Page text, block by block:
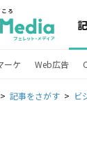
ーケ Web広告
記事をさがす ビ